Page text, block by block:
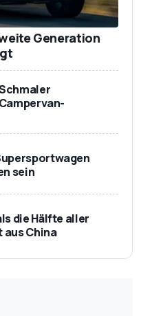
Generation
sein
die Hälfte aller
aus China